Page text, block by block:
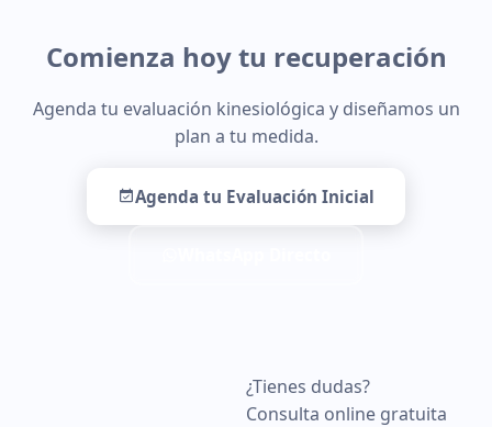
Comienza hoy tu recuperación
Agenda tu evaluación kinesiológica y diseñamos un
plan a tu medida.
Agenda tu Evaluación Inicial
¿Tienes dudas?
Consulta online gratuita